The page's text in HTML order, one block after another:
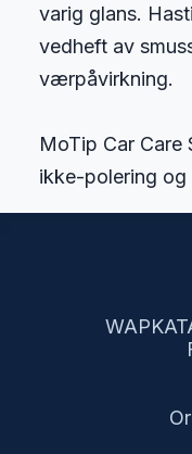
varig glans.
vedheft av
værpåvirkning.
MoTip Car Care
ikke-polering og